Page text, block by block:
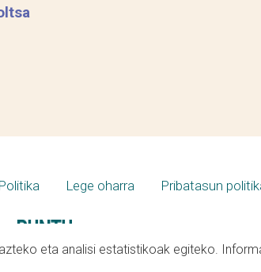
Lege oharra Pribatasun
eta analisi estatistikoak egiteko.